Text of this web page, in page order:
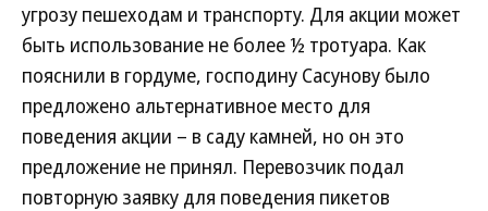
угрозу пешеходам и транспорту. Для акции может
быть использование не более ½ тротуара. Как
пояснили в гордуме, господину Сасунову было
предложено альтернативное место для
поведения акции – в саду камней, но он это
предложение не принял. Перевозчик подал
повторную заявку для поведения пикетов